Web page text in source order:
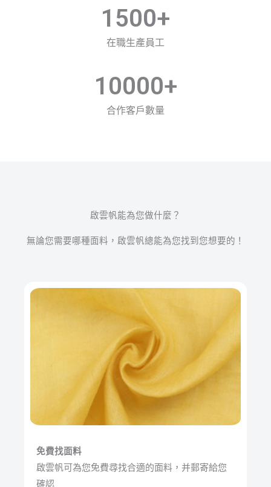
在職生產員工
1500+
合作客戶數量
10000+
啟雲帆能為您做什麼？
無論您需要哪種面料，啟雲帆總能為您找到您想要的！
免費找面料
啟雲帆可為您免費尋找合適的面料，并郵寄給您
確認